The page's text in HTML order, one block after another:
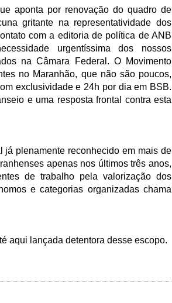
aponta por renovação do quadro de
gritante na representatividade dos
com a editoria de política de ANB
urgentíssima dos nossos
na Câmara Federal. O Movimento
no Maranhão, que não são poucos,
exclusividade e 24h por dia em BSB.
e uma resposta frontal contra esta
já plenamente reconhecido em mais de
apenas nos últimos três anos,
de trabalho pela valorização dos
e categorias organizadas chama
aqui lançada detentora desse escopo.